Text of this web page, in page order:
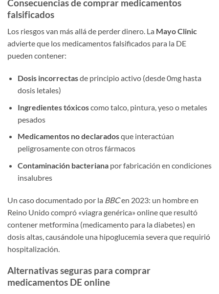
Consecuencias de comprar medicamentos
falsificados
Los riesgos van más allá de perder dinero. La Mayo Clinic
advierte que los medicamentos falsificados para la DE
pueden contener:
Dosis incorrectasde principio activo (desde 0mg hasta
dosis letales)
Ingredientes tóxicoscomo talco, pintura, yeso o metales
pesados
Medicamentos no declaradosque interactúan
peligrosamente con otros fármacos
Contaminación bacterianapor fabricación en condiciones
insalubres
Un caso documentado por la BBCen 2023: un hombre en
Reino Unido compró «viagra genérica» online que resultó
contener metformina (medicamento para la diabetes) en
dosis altas, causándole una hipoglucemia severa que requirió
hospitalización.
Alternativas seguras para comprar
medicamentos DE online